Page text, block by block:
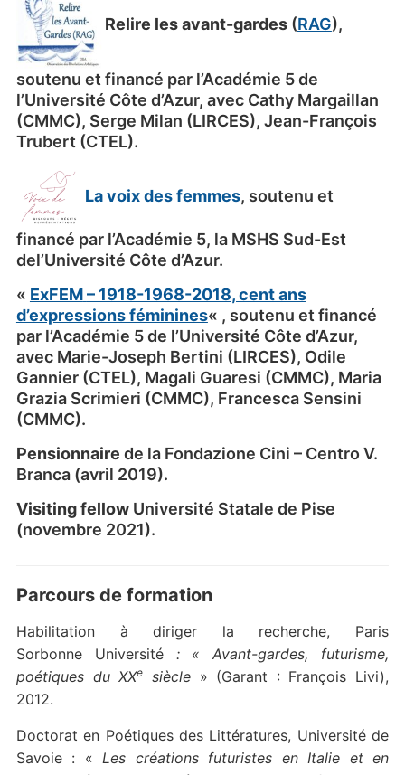
Relire les avant-gardes(RAG),
soutenu et financé par l’Académie 5 de
l’Université Côte d’Azur, avec Cathy Margaillan
(CMMC), Serge Milan (LIRCES), Jean-François
Trubert (CTEL).
La voix des femmes, soutenu et
financé par l’Académie 5, la MSHS Sud-Est
del’Université Côte d’Azur.
« ExFEM– 1918-1968-2018, cent ans
d’expressions féminines« , soutenu et financé
par l’Académie 5 de l’Université Côte d’Azur,
avec Marie-Joseph Bertini (LIRCES), Odile
Gannier (CTEL), Magali Guaresi (CMMC), Maria
Grazia Scrimieri (CMMC), Francesca Sensini
(CMMC).
Pensionnaire de la Fondazione Cini – Centro V.
Branca (avril 2019).
Visiting fellowUniversité Statale de Pise
(novembre 2021).
Parcours de formation
Habilitation à diriger la recherche, Paris
Sorbonne
Université: «Avant-gardes, futurisme,
poétiques du XXe siècle» (Garant : François Livi),
2012.
Doctorat en Poétiques des Littératures, Université de
Savoie : « Les créations futuristes en Italie et en